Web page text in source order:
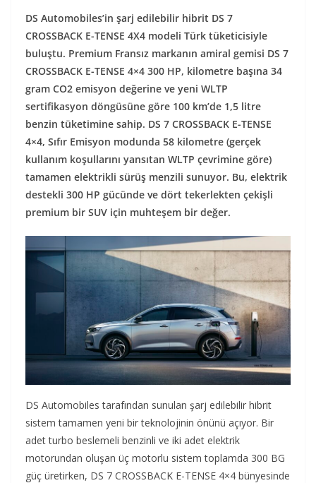
DS Automobiles’in şarj edilebilir hibrit DS 7
CROSSBACK E-TENSE 4X4 modeli Türk tüketicisiyle
buluştu. Premium Fransız markanın amiral gemisi DS 7
CROSSBACK E-TENSE 4×4 300 HP, kilometre başına 34
gram CO2 emisyon değerine ve yeni WLTP
sertifikasyon döngüsüne göre 100 km’de 1,5 litre
benzin tüketimine sahip. DS 7 CROSSBACK E-TENSE
4×4, Sıfır Emisyon modunda 58 kilometre (gerçek
kullanım koşullarını yansıtan WLTP çevrimine göre)
tamamen elektrikli sürüş menzili sunuyor. Bu, elektrik
destekli 300 HP gücünde ve dört tekerlekten çekişli
premium bir SUV için muhteşem bir değer.
DS Automobiles tarafından sunulan şarj edilebilir hibrit
sistem tamamen yeni bir teknolojinin önünü açıyor. Bir
adet turbo beslemeli benzinli ve iki adet elektrik
motorundan oluşan üç motorlu sistem toplamda 300 BG
güç üretirken, DS 7 CROSSBACK E-TENSE 4×4 bünyesinde